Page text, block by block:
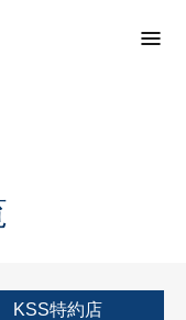
KSS特約店